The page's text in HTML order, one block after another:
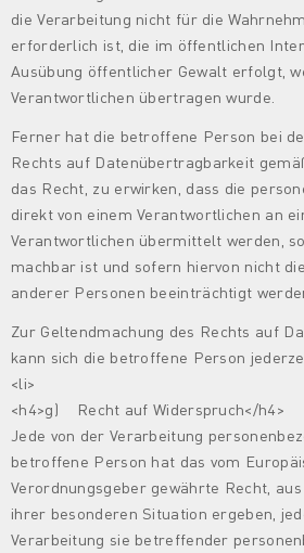
die Verarbeitung nicht für die
erforderlich ist, die im öffentlichen
Ausübung öffentlicher Gewalt erfolgt,
Verantwortlichen übertragen wurde.
Ferner hat die betroffene Person bei
Rechts auf Datenübertragbarkeit
das Recht, zu erwirken, dass die
direkt von einem Verantwortlichen an
Verantwortlichen übermittelt werden,
machbar ist und sofern hiervon nicht
anderer Personen beeinträchtigt
Zur Geltendmachung des Rechts auf
kann sich die betroffene Person
<li>
<h4>g) Recht auf Widerspruch</h4>
Jede von der Verarbeitung
betroffene Person hat das vom
Verordnungsgeber gewährte Recht,
ihrer besonderen Situation ergeben,
Verarbeitung sie betreffender